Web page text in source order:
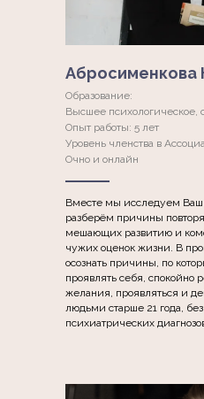
Абросименкова
Образование:
Высшее психологическое,
Опыт работы: 5 лет
Уровень членства в
Очно и онлайн
Вместе мы исследуем
разберём причины
мешающих развитию и
чужих оценок жизни. В
осознать причины, по
проявлять себя, спокойно
желания, проявляться и
людьми старше 21 года,
психиатрических